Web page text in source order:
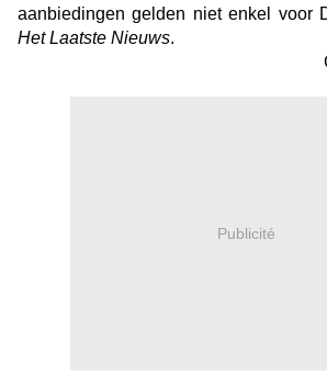
aanbiedingen gelden niet enkel voor
Het Laatste Nieuws.
Publicité